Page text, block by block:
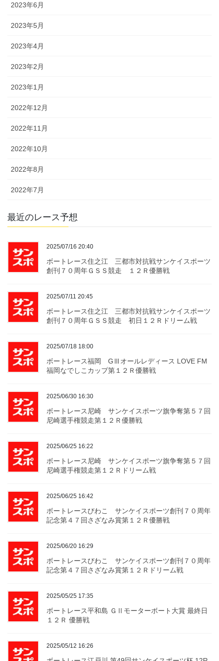
2023年6月
2023年5月
2023年4月
2023年2月
2023年1月
2022年12月
2022年11月
2022年10月
2022年8月
2022年7月
最近のレース予想
2025/07/16 20:40
ボートレース住之江 三都市対抗戦サンケイスポーツ
創刊７０周年ＧＳＳ競走 １２Ｒ優勝戦
2025/07/11 20:45
ボートレース住之江 三都市対抗戦サンケイスポーツ
創刊７０周年ＧＳＳ競走 初日１２Ｒドリーム戦
2025/07/18 18:00
ボートレース福岡 GⅢオールレディース LOVE FM
福岡なでしこカップ第１２Ｒ優勝戦
2025/06/30 16:30
ボートレース尼崎 サンケイスポーツ旗争奪第５７回
尼崎選手権競走第１２Ｒ優勝戦
2025/06/25 16:22
ボートレース尼崎 サンケイスポーツ旗争奪第５７回
尼崎選手権競走第１２Ｒドリーム戦
2025/06/25 16:42
ボートレースびわこ サンケイスポーツ創刊７０周年
記念第４７回さざなみ賞第１２Ｒ優勝戦
2025/06/20 16:29
ボートレースびわこ サンケイスポーツ創刊７０周年
記念第４７回さざなみ賞第１２Ｒドリーム戦
2025/05/25 17:35
ボートレース平和島 ＧⅡモーターボート大賞 最終日
１２Ｒ 優勝戦
2025/05/12 16:26